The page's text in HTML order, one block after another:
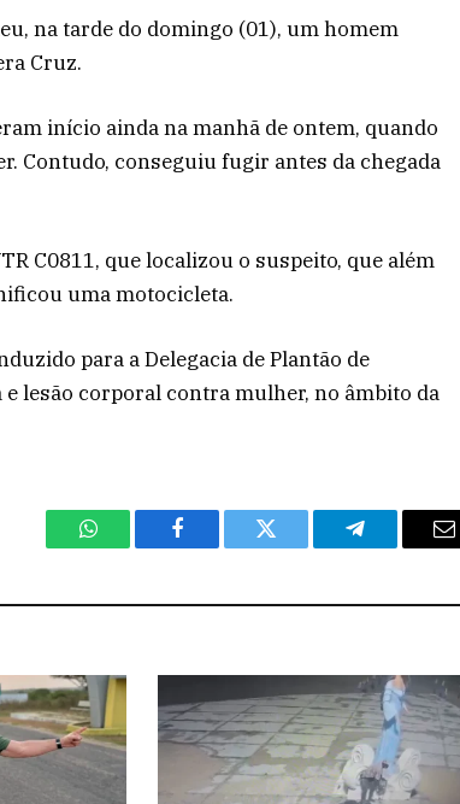
na tarde do domingo (01), um homem
Cruz.
início ainda na manhã de ontem, quando
Contudo, conseguiu fugir antes da chegada
C0811, que localizou o suspeito, que além
uma motocicleta.
para a Delegacia de Plantão de
lesão corporal contra mulher, no âmbito da
WhatsAppFacebook Twitter Telegram